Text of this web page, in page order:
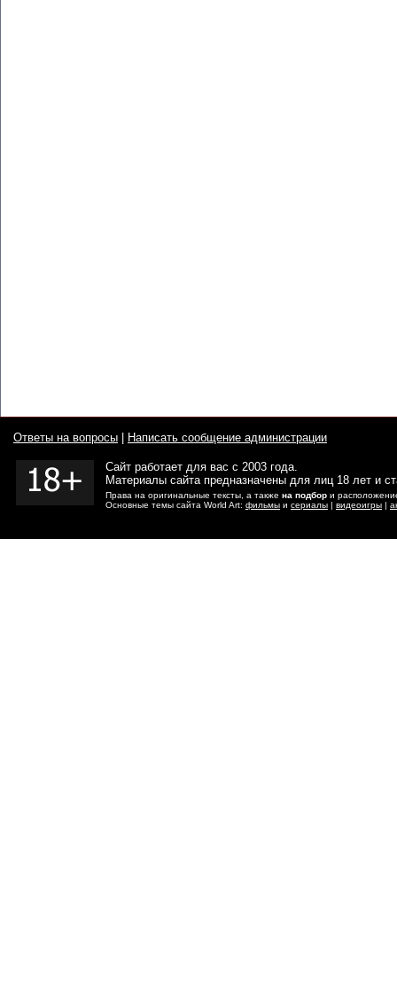
Ответы на вопросы Написать сообщение администрации
Сайт работает для вас с 2003 года.
Материалы сайта предназначены для лиц 18 лет и
Права на оригинальные тексты, а также на подбор и
Основные темы сайта World Art: фильмы и сериалы | видеоигры |